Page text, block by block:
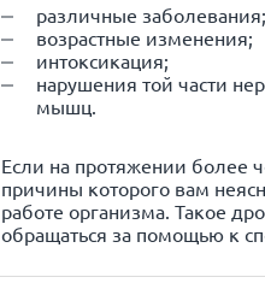
различные заболевания;
возрастные изменения;
интоксикация;
нарушения той части
мышц.
Если на протяжении более
причины которого вам
работе организма. Такое
обращаться за помощью к